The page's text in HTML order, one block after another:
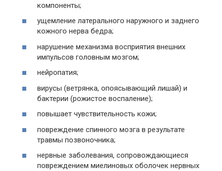
компоненты;
ущемление латерального наружного и заднего
кожного нерва бедра;
нарушение механизма восприятия внешних
импульсов головным мозгом;
нейропатия;
вирусы (ветрянка, опоясывающий лишай) и
бактерии (рожистое воспаление);
повышает чувствительность кожи;
повреждение спинного мозга в результате
травмы позвоночника;
нервные заболевания, сопровождающиеся
повреждением миелиновых оболочек нервных